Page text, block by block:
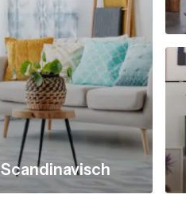
Scandinavisch